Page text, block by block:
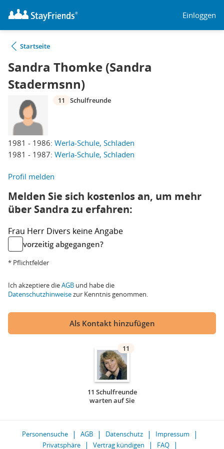
Einloggen
Startseite
Sandra Thomke (Sandra
Stadermsnn)
1981 - 1986: Werla-Schule, Schladen
1981 - 1987: Werla-Schule, Schladen
11 Schulfreunde
Profil melden
Melden Sie sich kostenlos an, um mehr
über Sandra zu erfahren:
Frau Herr Divers keine Angabe
vorzeitig abgegangen?
* Pflichtfelder
Ich akzeptiere dieAGB und habe die
Datenschutzhinweisezur Kenntnis genommen.
Als Kontakt hinzufügen
11
11 Schulfreunde
warten auf Sie
Personensuche AGB Datenschutz
Impressum
Privatsphäre
Vertrag kündigen FAQ